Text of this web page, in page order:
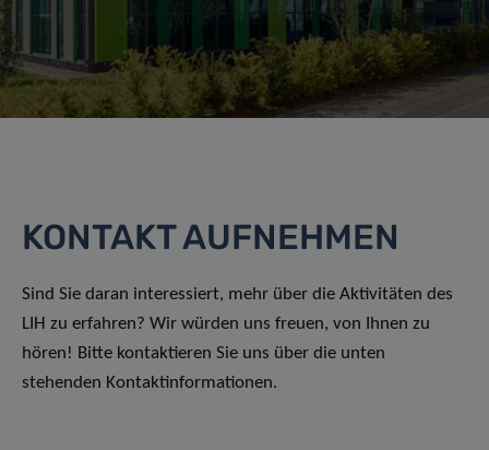
KONTAKT AUFNEHMEN
Sind Sie daran interessiert, mehr über die Aktivitäten des
LIH zu erfahren? Wir würden uns freuen, von Ihnen zu
hören! Bitte kontaktieren Sie uns über die unten
stehenden Kontaktinformationen.